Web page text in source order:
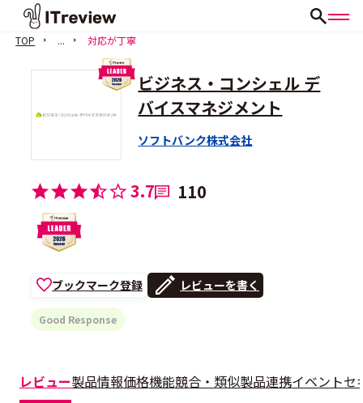
TOP ... 対応が丁寧
ビジネス・コンシェル デ
バイスマネジメント
ソフトバンク株式会社
3.7 110
ブックマーク登録 レビューを書く
Good Response
レビュー製品情報価格機能競合・類似製品連携イベントセ